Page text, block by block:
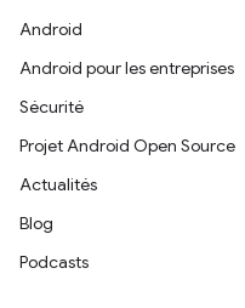
Android
Android pour les entreprises
Sécurité
Projet Android Open Source
Actualités
Blog
Podcasts